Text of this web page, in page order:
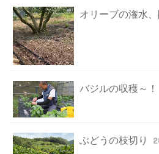
オリーブの潅水、
バジルの収穫～！
ぶどうの枝切り